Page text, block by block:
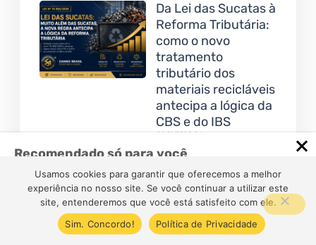
Da Lei das Sucatas à
Reforma Tributária:
como o novo
tratamento
tributário dos
materiais recicláveis
antecipa a lógica da
CBS e do IBS
29/07/2026
A holding familiar
continua valendo a
pena? Descubra
como a Reforma
Tributária e a LC nº
Recomendado só para você
COMO CRIAR E ABRIR UMA
STARTUP DISRUPTIVA?
COMO CRIAR E ABRIR UMA STARTUP
DISRUPTIVA? Por Marketing…
Usamos cookies para garantir que oferecemos a melhor
experiência no nosso site. Se você continuar a utilizar este
site, entenderemos que você está satisfeito com ele.
Sim. Concordo!
Política de Privacidade